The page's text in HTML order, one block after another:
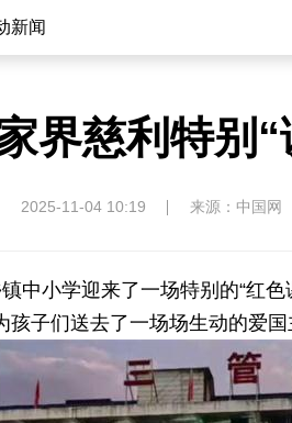
新闻
界慈利特别
2025-11-04 10:19 来源：中国网
中小学迎来了一场特别的“红色
子们送去了一场场生动的爱国